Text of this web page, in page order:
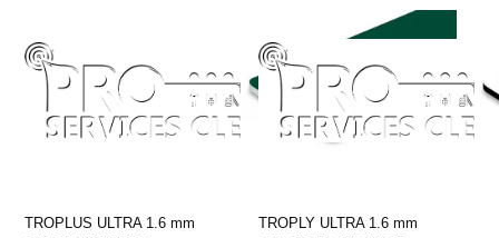
TROPLUS ULTRA 1.6 mm
TROPLY ULTRA 1.6 mm